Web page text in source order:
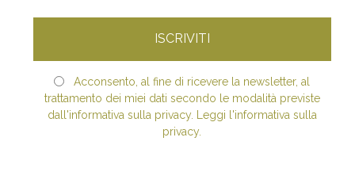
Acconsento, al fine di ricevere la newsletter, al
trattamento dei miei dati secondo le modalità previste
dall'informativa sulla privacy. Leggi l'informativa sulla
privacy.